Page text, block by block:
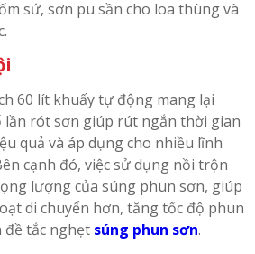
sứ, sơn pu sần cho loa thùng và
60 lít khuấy tự động mang lại
lần rót sơn giúp rút ngắn thời gian
quả và áp dụng cho nhiều lĩnh
cạnh đó, việc sử dụng nồi trộn
lượng của súng phun sơn, giúp
di chuyển hơn, tăng tốc độ phun
đề tắc nghẹt súng phun sơn.